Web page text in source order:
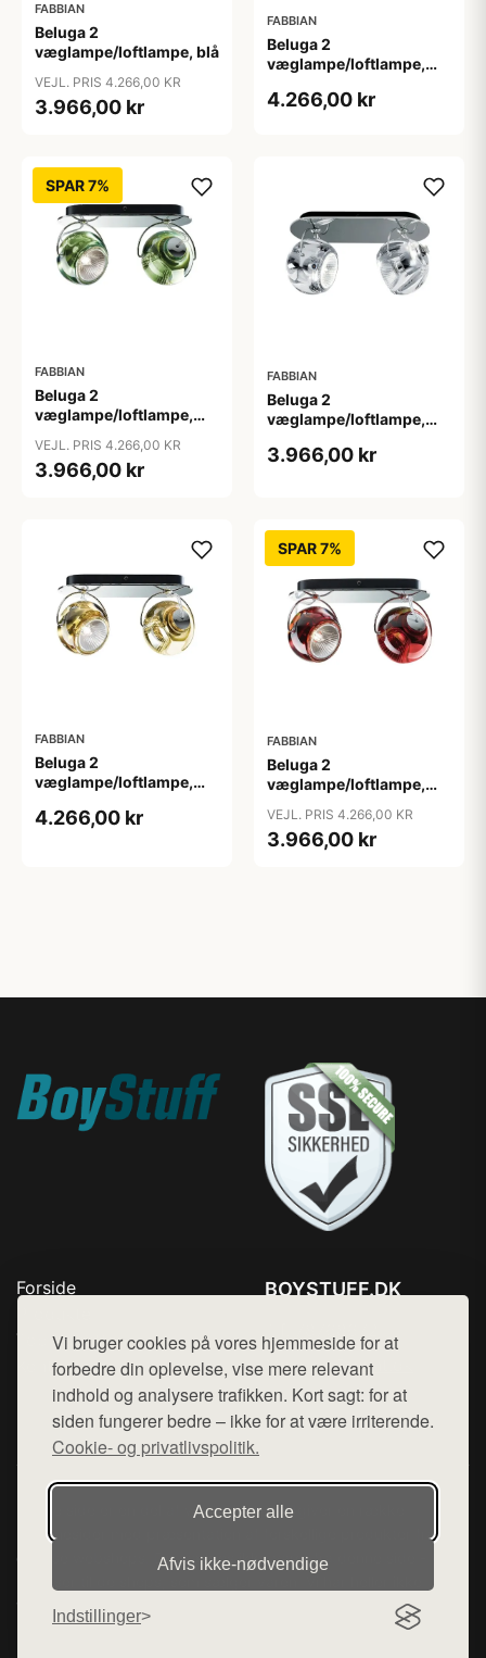
Vi bruger cookies på vores hjemmeside for at
forbedre din oplevelse, vise mere relevant
indhold og analysere trafikken. Kort sagt: for at
siden fungerer bedre – ikke for at være irriterende.
Cookie- og privatlivspolitik.
Accepter alle
Afvis ikke‑nødvendige
Indstillinger
FABBIAN
Beluga 2
væglampe/loftlampe, blå
VEJL. PRIS 4.266,00 KR
3.966,00 kr
FABBIAN
Beluga 2
væglampe/loftlampe,
4.266,00 kr
SPAR 7%
FABBIAN
Beluga 2
væglampe/loftlampe,
VEJL. PRIS 4.266,00 KR
3.966,00 kr
FABBIAN
Beluga 2
væglampe/loftlampe,
3.966,00 kr
FABBIAN
Beluga 2
væglampe/loftlampe,
4.266,00 kr
SPAR 7%
FABBIAN
Beluga 2
væglampe/loftlampe,
VEJL. PRIS 4.266,00 KR
3.966,00 kr
Forside
Top Rabatter
Kontakt
BOYSTUFF.DK
Mail: hej@want.dk
Cookie- og privatlivspolitik
Denne side er en del af want.dk, der udgiver en række
hjemmesider med præsentation af forskellige produkter fra
diverse webshops. Der sælges ikke varer fra denne side - vi
varerne på lager.